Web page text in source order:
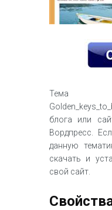
Тема
блога или
Вордпресс.
данную
скачать и
свой сайт.